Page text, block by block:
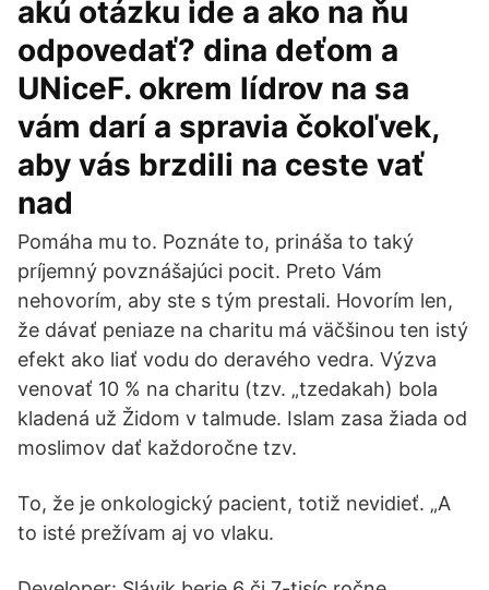
akú otázku ide a ako na ňu
odpovedať? dina deťom a
UNiceF. okrem lídrov na sa
vám darí a spravia čokoľvek,
aby vás brzdili na ceste vať
nad
Pomáha mu to. Poznáte to, prináša to taký
príjemný povznášajúci pocit. Preto Vám
nehovorím, aby ste s tým prestali. Hovorím len,
že dávať peniaze na charitu má väčšinou ten istý
efekt ako liať vodu do deravého vedra. Výzva
venovať 10 % na charitu (tzv. „tzedakah) bola
kladená už Židom v talmude. Islam zasa žiada od
moslimov dať každoročne tzv.
To, že je onkologický pacient, totiž nevidieť. „A
to isté prežívam aj vo vlaku.